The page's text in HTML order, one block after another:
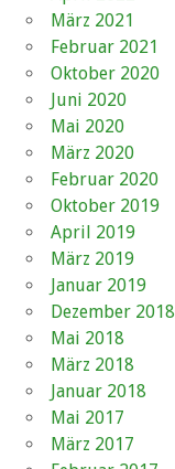
März 2021
Februar 2021
Oktober 2020
Juni 2020
Mai 2020
März 2020
Februar 2020
Oktober 2019
April 2019
März 2019
Januar 2019
Dezember 2018
Mai 2018
März 2018
Januar 2018
Mai 2017
März 2017